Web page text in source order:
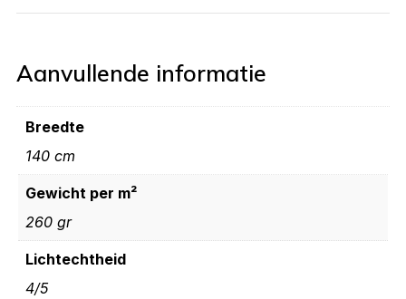
Aanvullende informatie
Breedte
140 cm
Gewicht per m²
260 gr
Lichtechtheid
4/5